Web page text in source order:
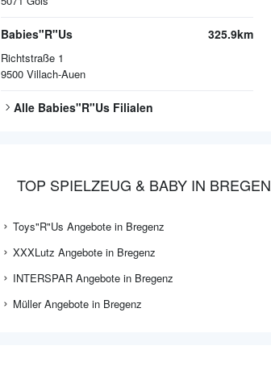
Babies"R"Us
Richtstraße 1
9500 Villach-Auen
325.9km
Alle Babies"R"Us Filialen
TOP SPIELZEUG & BABY IN
Toys"R"Us Angebote in Bregenz
XXXLutz Angebote in Bregenz
INTERSPAR Angebote in Bregenz
Müller Angebote in Bregenz